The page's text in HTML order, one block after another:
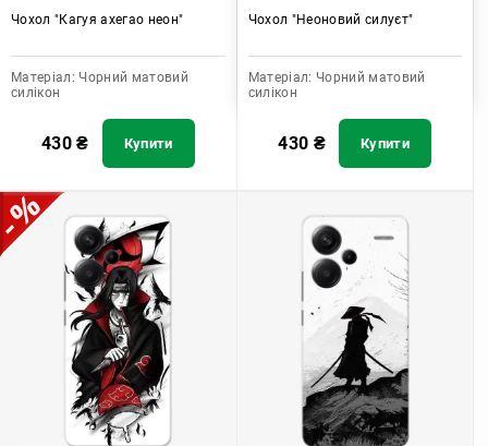
Чохол "Кагуя ахегао неон"
Матеріал: Чорний матовий
силікон
430₴ Купити
Чохол "Неоновий силуєт"
Матеріал: Чорний матовий
силікон
430 ₴ Купити